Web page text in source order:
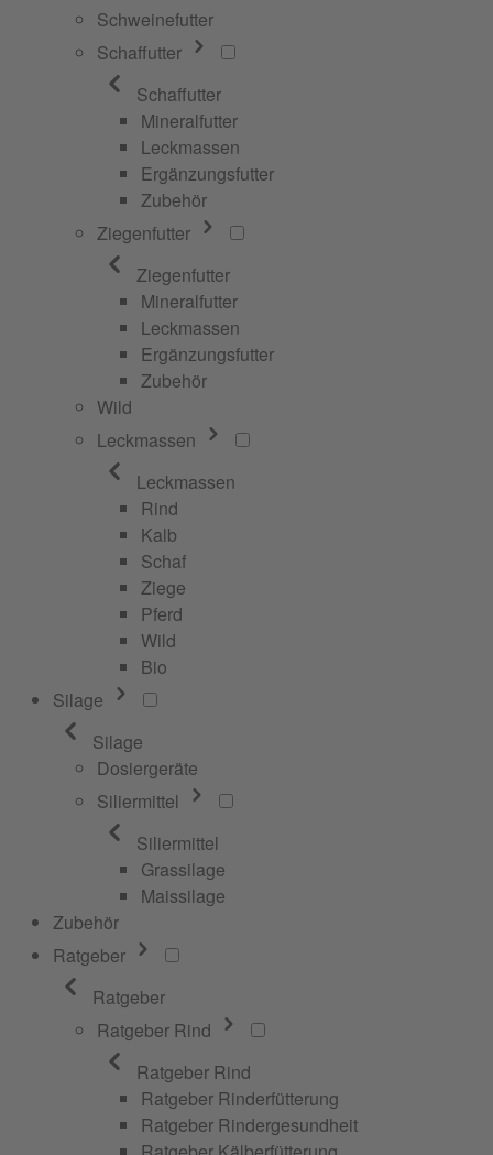
Schweinefutter
Schaffutter
Schaffutter
Mineralfutter
Leckmassen
Ergänzungsfutter
Zubehör
Ziegenfutter
Ziegenfutter
Mineralfutter
Leckmassen
Ergänzungsfutter
Zubehör
Wild
Leckmassen
Leckmassen
Rind
Kalb
Schaf
Ziege
Pferd
Wild
Bio
Silage
Silage
Dosiergeräte
Siliermittel
Siliermittel
Grassilage
Maissilage
Zubehör
Ratgeber
Ratgeber
Ratgeber Rind
Ratgeber Rind
Ratgeber Rinderfütterung
Ratgeber Rindergesundheit